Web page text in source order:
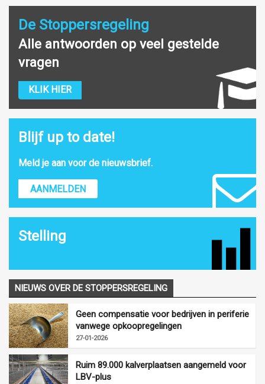
De Stoppersregeling
Alle antwoorden op veel gestelde
vragen
KLIK HIER
Blijf up to date!
Meld je aan voor de nieuwsbrief.
AANMELDEN
Stelling
NIEUWS OVER DE STOPPERSREGELING
Geen compensatie voor bedrijven in periferie
vanwege opkoopregelingen
27-01-2026
Ruim 89.000 kalverplaatsen aangemeld voor
LBV-plus